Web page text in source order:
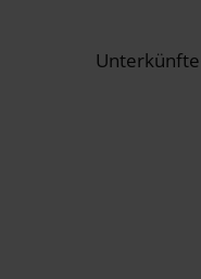
Unterkünfte